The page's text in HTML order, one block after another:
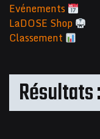
Evénements
LaDOSE Shop
Classement